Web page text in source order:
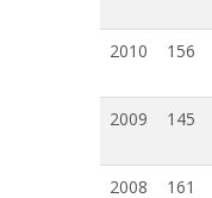
2010
156
2009
145
2008
161